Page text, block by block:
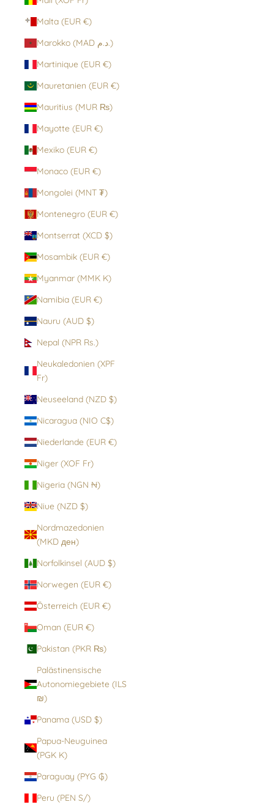
Malta (EUR €)
Marokko (MAD د.م.)
Martinique (EUR €)
Mauretanien (EUR €)
Mauritius (MUR ₨)
Mayotte (EUR €)
Mexiko (EUR €)
Monaco (EUR €)
Mongolei (MNT ₮)
Montenegro (EUR €)
Montserrat (XCD $)
Mosambik (EUR €)
Myanmar (MMK K)
Namibia (EUR €)
Nauru (AUD $)
Nepal (NPR Rs.)
Neukaledonien (XPF
Fr)
Neuseeland (NZD $)
Nicaragua (NIO C$)
Niederlande (EUR €)
Niger (XOF Fr)
Nigeria (NGN ₦)
Niue (NZD $)
Nordmazedonien
(MKD ден)
Norfolkinsel (AUD $)
Norwegen (EUR €)
Österreich (EUR €)
Oman (EUR €)
Pakistan (PKR ₨)
Palästinensische
Autonomiegebiete (ILS
₪)
Panama (USD $)
Papua-Neuguinea
(PGK K)
Paraguay (PYG ₲)
Peru (PEN S/)